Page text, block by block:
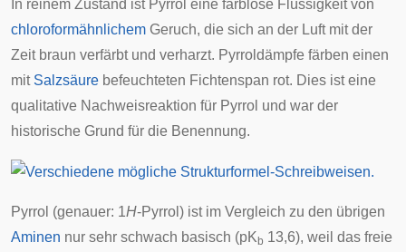
In reinem Zustand ist Pyrrol eine farblose Flüssigkeit von
chloroformähnlichem Geruch, die sich an der Luft mit der
Zeit braun verfärbt und verharzt. Pyrroldämpfe färben einen
mit Salzsäure befeuchteten Fichtenspan rot. Dies ist eine
qualitative Nachweisreaktion für Pyrrol und war der
historische Grund für die Benennung.
Pyrrol (genauer: 1H-Pyrrol) ist im Vergleich zu den übrigen
Aminen nur sehr schwach basisch (pKb 13,6), weil das freie